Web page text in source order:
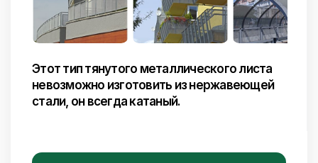
Этот тип тянутого металлического листа
невозможно изготовить из нержавеющей
стали, он всегда катаный.